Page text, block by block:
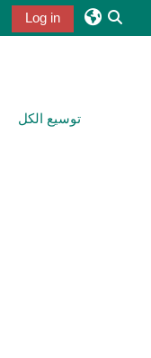
Log in
توسيع الكل